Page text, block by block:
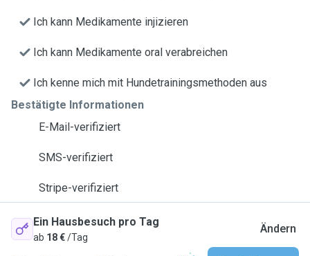
Ich kann Medikamente injizieren
Ich kann Medikamente oral verabreichen
Ich kenne mich mit Hundetrainingsmethoden aus
Bestätigte Informationen
E-Mail-verifiziert
SMS-verifiziert
Stripe-verifiziert
Ein Hausbesuch pro Tag
ab 18 €/Tag
Ändern